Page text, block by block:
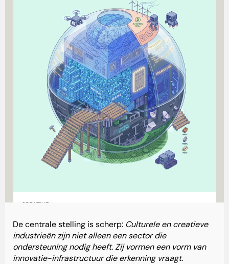
De centrale stelling is scherp: Culturele en creatieve
industrieën zijn niet alleen een sector die
ondersteuning nodig heeft. Zij vormen een vorm van
innovatie-infrastructuur die erkenning vraagt.